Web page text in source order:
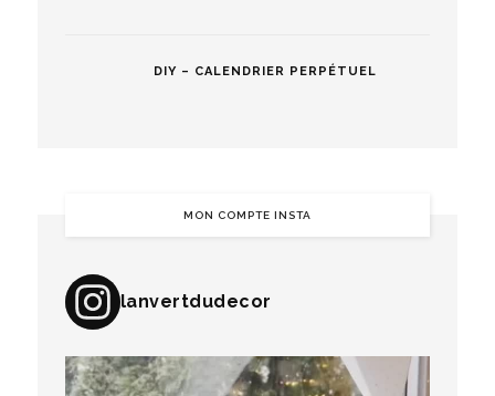
DIY – CALENDRIER PERPÉTUEL
MON COMPTE INSTA
lanvertdudecor